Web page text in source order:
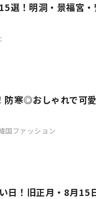
選！明洞・景福宮
防寒◎おしゃれで可
国ファッション
日！旧正月・8月15